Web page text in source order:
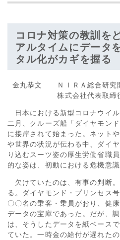
コロナ対策の教訓を
アルタイムにデータ
タル化がカギを握る
金丸恭文 ＮＩＲＡ総合研究
株式会社代表取締
日本における新型コロナウイ
二月、クルーズ船「ダイヤモン
に接岸されて始まった。ネット
や世界の状況が伝わる中、ダイ
り込むスーツ姿の厚生労働省職
的な姿は、初動における危機意
欠けていたのは、有事の判断
る。ダイヤモンド・プリンセス
〇〇名の乗客・乗員がおり、健
データの宝庫であった。だが、
は、そうしたデータを紙ベース
ていた。一時金の給付が遅れた